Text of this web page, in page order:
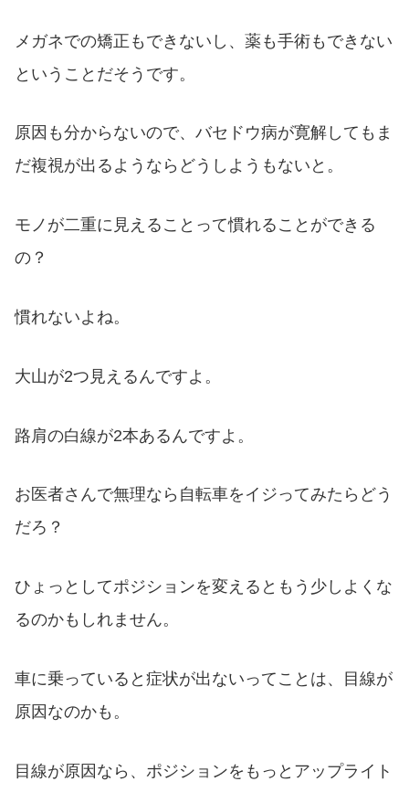
メガネでの矯正もできないし、薬も手術もできない
ということだそうです。
原因も分からないので、バセドウ病が寛解してもま
だ複視が出るようならどうしようもないと。
モノが二重に見えることって慣れることができる
の？
慣れないよね。
大山が2つ見えるんですよ。
路肩の白線が2本あるんですよ。
お医者さんで無理なら自転車をイジってみたらどう
だろ？
ひょっとしてポジションを変えるともう少しよくな
るのかもしれません。
車に乗っていると症状が出ないってことは、目線が
原因なのかも。
目線が原因なら、ポジションをもっとアップライト